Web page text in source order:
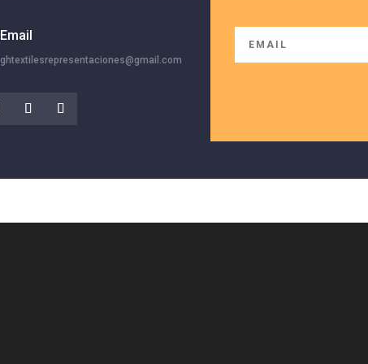
Email
ghtextilesrepresentaciones@gmail.com